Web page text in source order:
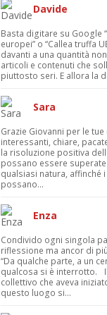
Davide
Basta digitare su Google
europei” o “Callea truffa
davanti a una quantità
articoli e contenuti che
piuttosto seri. E allora la
Sara
Grazie Giovanni per le
interessanti, chiare,
la risoluzione positiva
possano essere
qualsiasi natura, affinché
possano...
Enza
Condivido ogni singola
riflessione ma ancor di
“Da qualche parte, a un
qualcosa si è interrotto.
collettivo che aveva
questo luogo si...